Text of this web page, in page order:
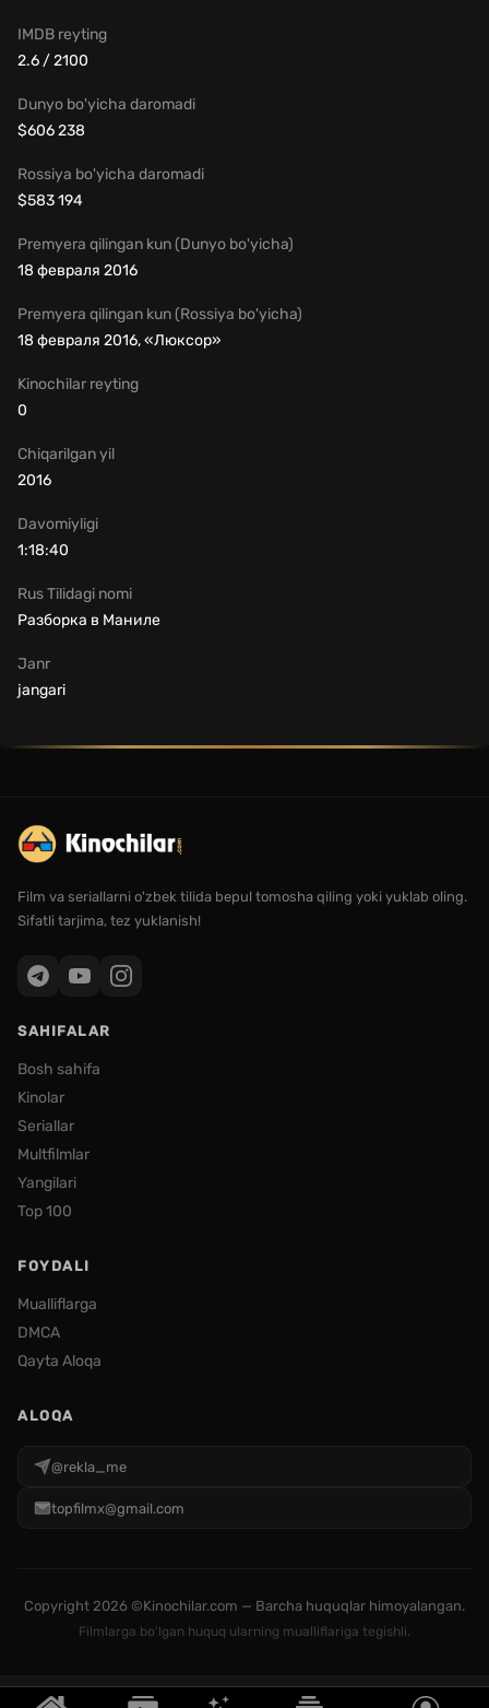
Rus Tilidagi nomi
Разборка в Маниле
Chiqarilgan yil
2016
Janr
jangari
Davomiyligi
1:18:40
IMDB reyting
2.6 / 2100
Dunyo bo'yicha daromadi
$606 238
Rossiya bo'yicha daromadi
$583 194
Premyera qilingan kun (Dunyo bo'yicha)
18 февраля 2016
Premyera qilingan kun (Rossiya bo'yicha)
18 февраля 2016, «Люксор»
Kinochilar reyting
0
Film va seriallarni o'zbek tilida bepul tomosha qiling yoki yuklab oling.
Sifatli tarjima, tez yuklanish!
SAHIFALAR
Bosh sahifa
Kinolar
Seriallar
Multfilmlar
Yangilari
Top 100
FOYDALI
Mualliflarga
DMCA
Qayta Aloqa
ALOQA
@rekla_me
topfilmx@gmail.com
Copyright 2026 ©Kinochilar.com — Barcha huquqlar himoyalangan.
Filmlarga bo'lgan huquq ularning mualliflariga tegishli.